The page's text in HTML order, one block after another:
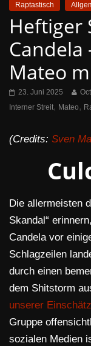
Raptastisch
Heftiger
Candela
Mateo
23. Juni 2025
Interner Streit, Mateo,
(Credits: Sven
Die allermeisten
Skandal“
Candela vor
Schlagzeilen
durch einen
dem Shitstorm
unserer
Gruppe
sozialen Medien